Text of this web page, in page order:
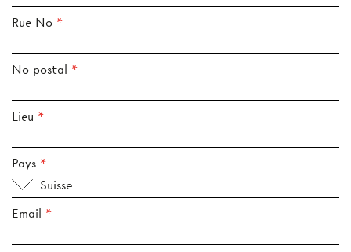
Rue No
No postal
Lieu
Pays
Suisse
Email